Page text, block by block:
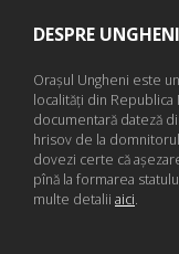
DESPRE UNGHENI
Oraşul Ungheni este
localităţi din Republica
documentară dateză
hrisov de la
dovezi certe că
pînă la formarea
multe detalii aici.